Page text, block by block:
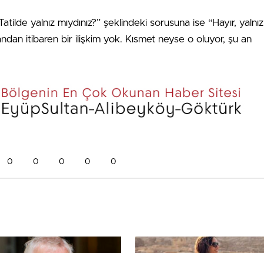
yalnız mıydınız?” şeklindeki sorusuna ise “Hayır, yalnız
itibaren bir ilişkim yok. Kısmet neyse o oluyor, şu an
0 0 0 0 0